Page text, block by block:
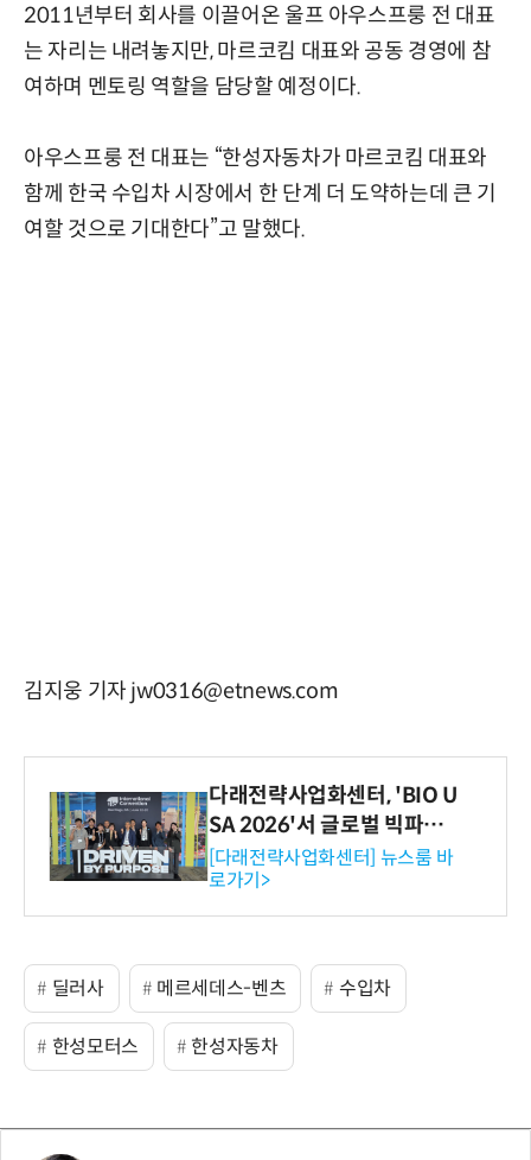
2011년부터 회사를 이끌어온 울프 아우스프룽 전 대표
는 자리는 내려놓지만, 마르코킴 대표와 공동 경영에 참
여하며 멘토링 역할을 담당할 예정이다.
아우스프룽 전 대표는 “한성자동차가 마르코킴 대표와
함께 한국 수입차 시장에서 한 단계 더 도약하는데 큰 기
여할 것으로 기대한다”고 말했다.
김지웅 기자 jw0316@etnews.com
다래전략사업화센터, 'BIO U
SA 2026'서 글로벌 빅파마
와의 비즈니스 미팅 지원…K
-바이오 해외 진출 교두보 확
보
[다래전략사업화센터] 뉴스룸 바
로가기>
딜러사 메르세데스-벤츠 수입차
한성모터스 한성자동차